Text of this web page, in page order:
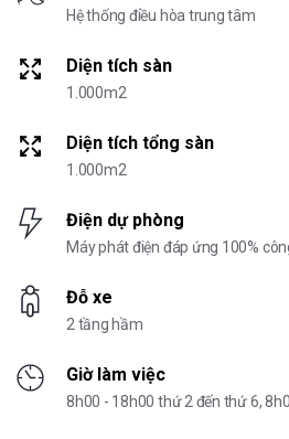
Hệ thống điều hòa trung tâm
Diện tích sàn
1.000m2
Diện tích tổng sàn
1.000m2
Điện dự phòng
Máy phát điện đáp ứng 100%
Đỗ xe
2 tầng hầm
Giờ làm việc
8h00 - 18h00 thứ 2 đến thứ 6,